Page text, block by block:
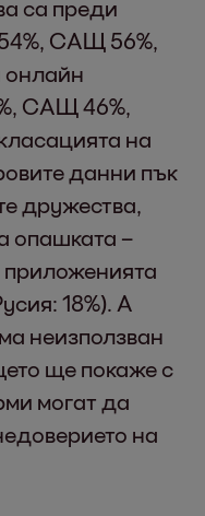
са преди
САЩ 56%,
онлайн
САЩ 46%,
на
данни пък
дружества,
опашката –
18%). А
неизползван
ще покаже с
могат да
на